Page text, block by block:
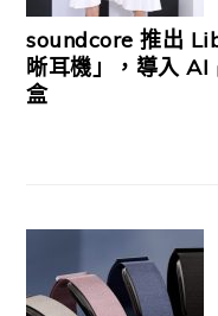
soundcore 推出
晰耳機」，導入
盒